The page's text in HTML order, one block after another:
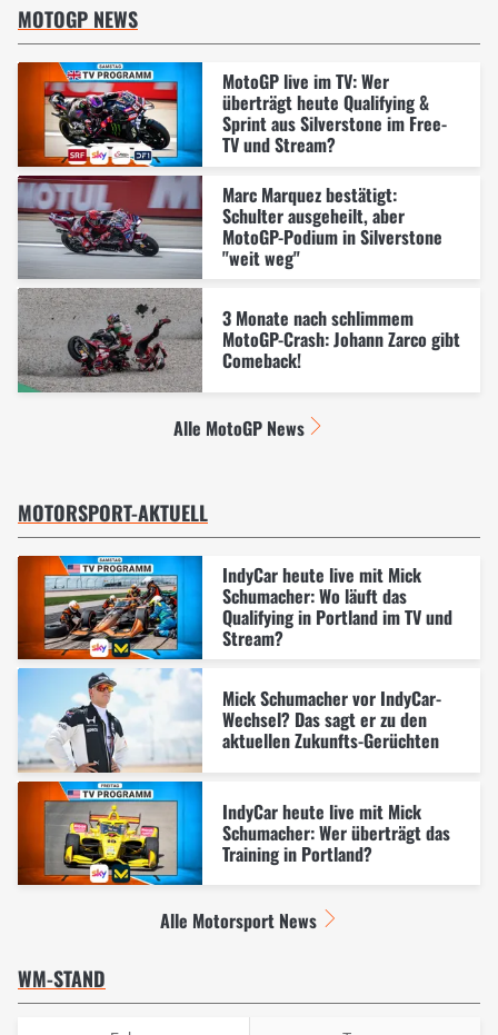
MOTOGP NEWS
MotoGP live im TV: Wer
überträgt heute Qualifying &
Sprint aus Silverstone im Free-
TV und Stream?
Marc Marquez bestätigt:
Schulter ausgeheilt, aber
MotoGP-Podium in Silverstone
"weit weg"
3 Monate nach schlimmem
MotoGP-Crash: Johann Zarco gibt
Comeback!
Alle MotoGP News
MOTORSPORT-AKTUELL
IndyCar heute live mit Mick
Schumacher: Wo läuft das
Qualifying in Portland im TV und
Stream?
Mick Schumacher vor IndyCar-
Wechsel? Das sagt er zu den
aktuellen Zukunfts-Gerüchten
IndyCar heute live mit Mick
Schumacher: Wer überträgt das
Training in Portland?
Alle Motorsport News
WM-STAND